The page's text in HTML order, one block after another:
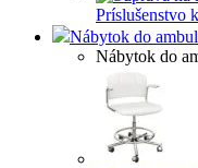
Príslušenstvo
Nábytok do
Nábytok do